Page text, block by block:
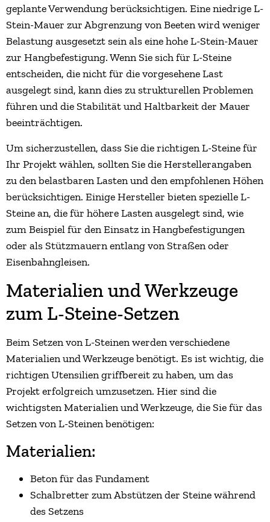
geplante Verwendung berücksichtigen. Eine niedrige L-
Stein-Mauer zur Abgrenzung von Beeten wird weniger
Belastung ausgesetzt sein als eine hohe L-Stein-Mauer
zur Hangbefestigung. Wenn Sie sich für L-Steine
entscheiden, die nicht für die vorgesehene Last
ausgelegt sind, kann dies zu strukturellen Problemen
führen und die Stabilität und Haltbarkeit der Mauer
beeinträchtigen.
Um sicherzustellen, dass Sie die richtigen L-Steine für
Ihr Projekt wählen, sollten Sie die Herstellerangaben
zu den belastbaren Lasten und den empfohlenen Höhen
berücksichtigen. Einige Hersteller bieten spezielle L-
Steine an, die für höhere Lasten ausgelegt sind, wie
zum Beispiel für den Einsatz in Hangbefestigungen
oder als Stützmauern entlang von Straßen oder
Eisenbahngleisen.
Materialien und Werkzeuge
zum L-Steine-Setzen
Beim Setzen von L-Steinen werden verschiedene
Materialien und Werkzeuge benötigt. Es ist wichtig, die
richtigen Utensilien griffbereit zu haben, um das
Projekt erfolgreich umzusetzen. Hier sind die
wichtigsten Materialien und Werkzeuge, die Sie für das
Setzen von L-Steinen benötigen:
Materialien:
Beton für das Fundament
Schalbretter zum Abstützen der Steine während
des Setzens